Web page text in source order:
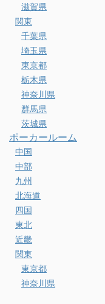
滋賀県
関東
千葉県
埼玉県
東京都
栃木県
神奈川県
群馬県
茨城県
ポーカールーム
中国
中部
九州
北海道
四国
東北
近畿
関東
東京都
神奈川県